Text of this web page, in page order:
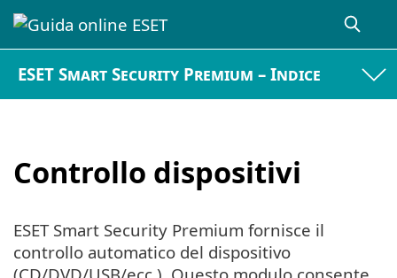
ESET Smart Security Premium – Indice
Controllo dispositivi
ESET Smart Security Premium fornisce il
controllo automatico del dispositivo